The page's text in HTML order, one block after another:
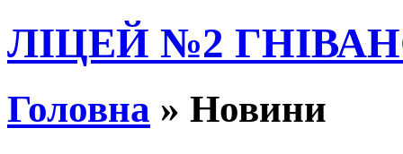
ЛІЦЕЙ №2
Головна » Новини